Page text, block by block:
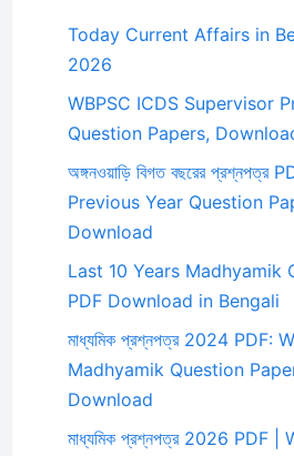
Today Current Affairs in
2026
WBPSC ICDS Supervisor
Question Papers,
অঙ্গনওয়াড়ি বিগত বছরের প্রশ্নপত্র
Previous Year Question
Download
Last 10 Years Madhyamik
PDF Download in Bengali
মাধ্যমিক প্রশ্নপত্র 2024 PDF:
Madhyamik Question
Download
মাধ্যমিক প্রশ্নপত্র 2026 PDF